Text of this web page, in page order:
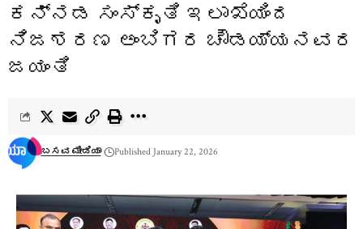
ಕನ್ನಡ ಸಂಸ್ಕೃತಿ ಇಲಾಖೆಯಿಂದ
ನಿಜಶರಣ ಅಂಬಿಗರ ಚೌಡಯ್ಯನವರ
ಜಯಂತಿ
ಬಸವ ಮೀಡಿಯಾ Published January 22, 2026